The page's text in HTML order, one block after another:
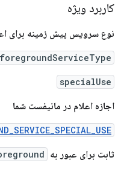
کاربرد ویژه
نوع سرویس پیش زمینه برای
specialUse
اجازه اعلام در مانیفست شما
ثابت برای عبور به